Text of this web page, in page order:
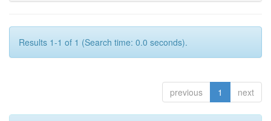
Results 1-1 of 1 (Search time: 0.0 seconds).
previous 1 next